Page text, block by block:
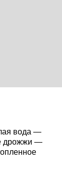
вода —
дрожжи —